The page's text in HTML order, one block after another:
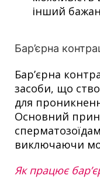
інший
Бар’єрна
Бар’єрна
засоби, що
для
Основний
виключаючи
Як працює